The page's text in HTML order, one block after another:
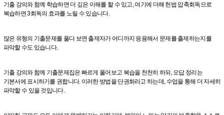
기출 강의와 함께 학습하면 더 깊은 이해를 할 수 있고, 여기에 더해 헌법 압축회독으로
복습하면 3회독의 효과를 노릴 수 있습니다.
많은 유형의 기출문제를 풀다 보면 출제자가 어디까지 응용해서 문제를 출제하는지를
파악할 수도 있습니다.
기출 강의와 함께 기출문제집은 빠르게 풀어보고 복습을 천천히 하되, 오답 정리는
기본서에 표시하기를 권합니다. 이러한 방법을 단권화라고 하는데, 수업을 통해 더 자세히
파악할 수 있을 것입니다.